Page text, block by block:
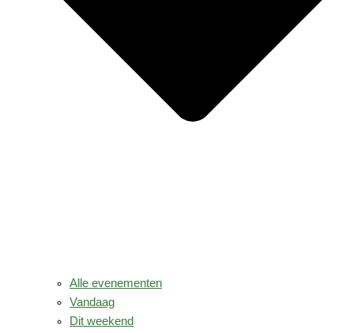
Alle evenementen
Vandaag
Dit weekend